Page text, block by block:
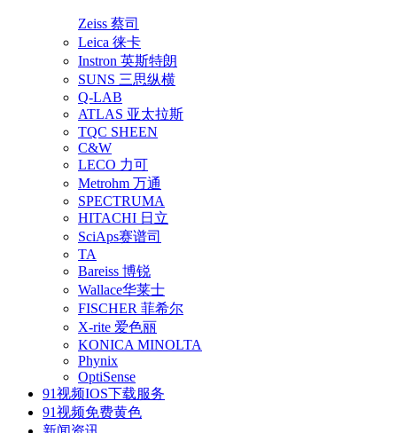
Zeiss 蔡司
Leica 徕卡
Instron 英斯特朗
SUNS 三思纵横
Q-LAB
ATLAS 亚太拉斯
TQC SHEEN
C&W
LECO 力可
Metrohm 万通
SPECTRUMA
HITACHI 日立
SciAps赛谱司
TA
Bareiss 博锐
Wallace华莱士
FISCHER 菲希尔
X-rite 爱色丽
KONICA MINOLTA
Phynix
OptiSense
91视频IOS下载服务
91视频免费黄色